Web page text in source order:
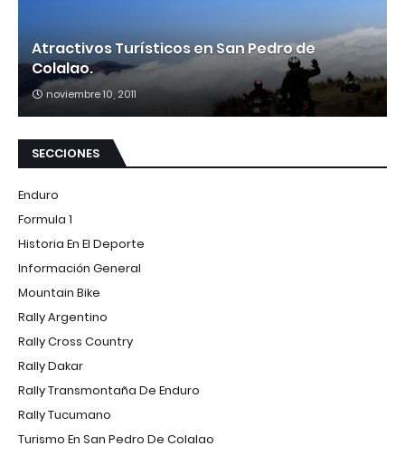
Atractivos Turísticos en San Pedro de
Colalao.
noviembre 10, 2011
SECCIONES
Enduro
Formula 1
Historia En El Deporte
Información General
Mountain Bike
Rally Argentino
Rally Cross Country
Rally Dakar
Rally Transmontaña De Enduro
Rally Tucumano
Turismo En San Pedro De Colalao